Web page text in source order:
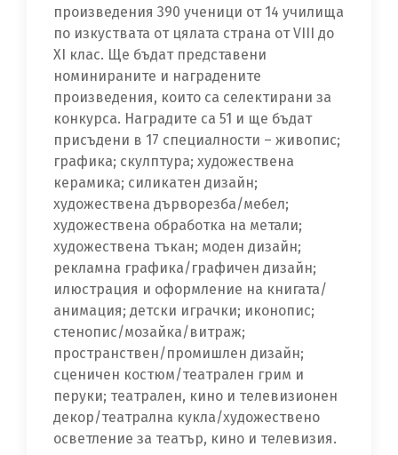
произведения 390 ученици от 14 училища
по изкуствата от цялата страна от VIII до
XI клас. Ще бъдат представени
номинираните и наградените
произведения, които са селектирани за
конкурса. Наградите са 51 и ще бъдат
присъдени в 17 специалности – живопис;
графика; скулптура; художествена
керамика; силикатен дизайн;
художествена дърворезба/мебел;
художествена обработка на метали;
художествена тъкан; моден дизайн;
рекламна графика/графичен дизайн;
илюстрация и оформление на книгата/
анимация; детски играчки; иконопис;
стенопис/мозайка/витраж;
пространствен/промишлен дизайн;
сценичен костюм/театрален грим и
перуки; театрален, кино и телевизионен
декор/театрална кукла/художествено
осветление за театър, кино и телевизия.